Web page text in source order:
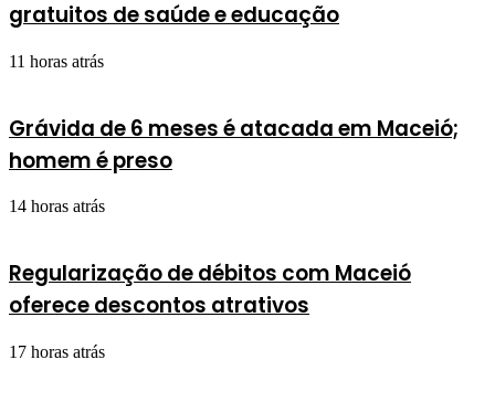
gratuitos de saúde e educação
11 horas atrás
Grávida de 6 meses é atacada em Maceió;
homem é preso
14 horas atrás
Regularização de débitos com Maceió
oferece descontos atrativos
17 horas atrás